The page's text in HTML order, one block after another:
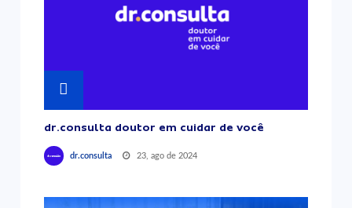
dr.consulta doutor em cuidar de você
dr.consulta 23, ago de 2024